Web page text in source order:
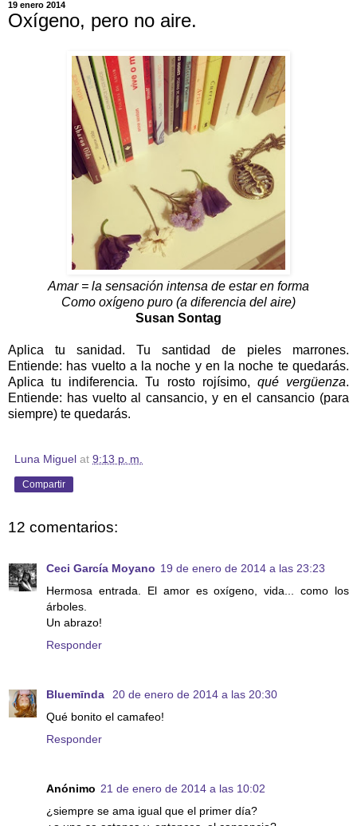
19 enero 2014
Oxígeno, pero no aire.
Amar = la sensación intensa de estar en forma
Como oxígeno puro (a diferencia del aire)
Susan Sontag
Aplica tu sanidad. Tu santidad de pieles marrones.
Entiende: has vuelto a la noche y en la noche te quedarás.
Aplica tu indiferencia. Tu rosto rojísimo, qué vergüenza.
Entiende: has vuelto al cansancio, y en el cansancio (para
siempre) te quedarás.
Luna Miguel at 9:13 p. m.
Compartir
12 comentarios:
Ceci García Moyano 19 de enero de 2014 a las 23:23
Hermosa entrada. El amor es oxígeno, vida... como los
árboles.
Un abrazo!
Responder
Bluemīnda
20 de enero de 2014 a las 20:30
Qué bonito el camafeo!
Responder
Anónimo 21 de enero de 2014 a las 10:02
¿siempre se ama igual que el primer día?